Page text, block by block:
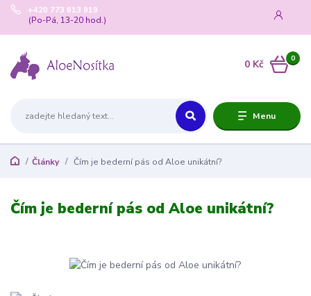
Menu
+420 773 613 919
(Po-Pá, 13-20 hod.)
0
0 Kč
Články Čím je bederní pás od Aloe unikátní?
Čím je bederní pás od Aloe unikátní?